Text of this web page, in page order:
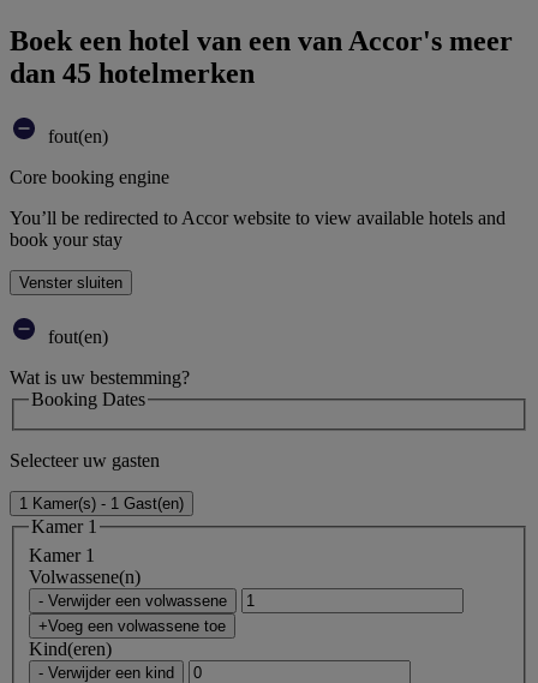
Boek een hotel van een van Accor's meer
dan 45 hotelmerken
fout(en)
Core booking engine
You’ll be redirected to Accor website to view available hotels and
book your stay
Venster sluiten
fout(en)
Wat is uw bestemming?
Booking Dates
Selecteer uw gasten
1 Kamer(s) - 1 Gast(en)
Kamer 1
Kamer 1
Volwassene(n)
- Verwijder een volwassene
+Voeg een volwassene toe
Kind(eren)
- Verwijder een kind